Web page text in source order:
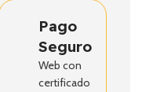
Pago
Seguro
Web con
certificado